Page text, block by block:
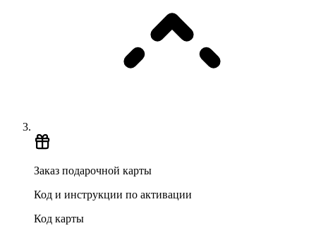
Заказ подарочной карты
Код и инструкции по активации
Код карты